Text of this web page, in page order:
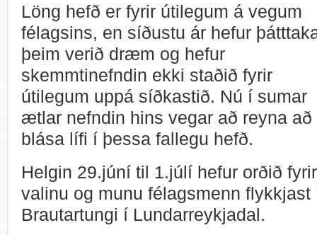
Löng hefð er fyrir útilegum á vegum
félagsins, en síðustu ár hefur
þeim verið dræm og hefur
skemmtinefndin ekki staðið fyrir
útilegum uppá síðkastið. Nú í sumar
ætlar nefndin hins vegar að reyna að
blása lífi í þessa fallegu hefð.
Helgin 29.júní til 1.júlí hefur orðið fyrir
valinu og munu félagsmenn flykkjast
Brautartungi í Lundarreykjadal.